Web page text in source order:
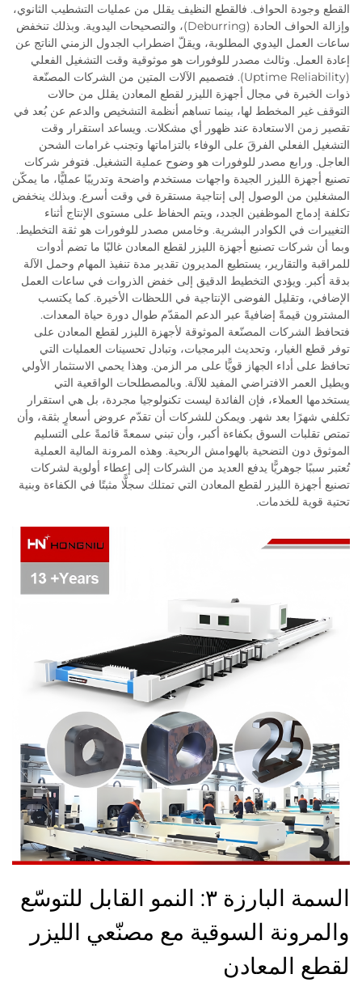
القطع وجودة الحواف. فالقطع النظيف يقلل من عمليات التشطيب الثانوي،
وإزالة الحواف الحادة (Deburring)، والتصحيحات اليدوية. وبذلك تنخفض
ساعات العمل اليدوي المطلوبة، ويقلّ اضطراب الجدول الزمني الناتج عن
إعادة العمل. وثالث مصدر للوفورات هو موثوقية وقت التشغيل الفعلي
(Uptime Reliability). فتصميم الآلات المتين من الشركات المصنّعة
ذوات الخبرة في مجال أجهزة الليزر لقطع المعادن يقلل من حالات
التوقف غير المخطط لها، بينما تساهم أنظمة التشخيص والدعم عن بُعد في
تقصير زمن الاستعادة عند ظهور أي مشكلات. ويساعد استقرار وقت
التشغيل الفعلي الفرقَ على الوفاء بالتزاماتها وتجنب غرامات الشحن
العاجل. ورابع مصدر للوفورات هو وضوح عملية التشغيل. فتوفر شركات
تصنيع أجهزة الليزر الجيدة واجهات مستخدم واضحة وتدريبًا عمليًّا، ما يمكّن
المشغلين من الوصول إلى إنتاجية مستقرة في وقت أسرع. وبذلك ينخفض
تكلفة إدماج الموظفين الجدد، ويتم الحفاظ على مستوى الإنتاج أثناء
التغييرات في الكوادر البشرية. وخامس مصدر للوفورات هو ثقة التخطيط.
وبما أن شركات تصنيع أجهزة الليزر لقطع المعادن غالبًا ما تضم أدوات
للمراقبة والتقارير، يستطيع المديرون تقدير مدة تنفيذ المهام وحمل الآلة
بدقة أكبر. ويؤدي التخطيط الدقيق إلى خفض الذروات في ساعات العمل
الإضافي، وتقليل الفوضى الإنتاجية في اللحظات الأخيرة. كما يكتسب
المشترون قيمةً إضافيةً عبر الدعم المقدّم طوال دورة حياة المعدات.
فتحافظ الشركات المصنّعة الموثوقة لأجهزة الليزر لقطع المعادن على
توفر قطع الغيار، وتحديث البرمجيات، وتبادل تحسينات العمليات التي
تحافظ على أداء الجهاز قويًّا على مر الزمن. وهذا يحمي الاستثمار الأولي
ويطيل العمر الافتراضي المفيد للآلة. وبالمصطلحات الواقعية التي
يستخدمها العملاء، فإن الفائدة ليست تكنولوجيا مجردة، بل هي استقرار
تكلفي شهرًا بعد شهر. ويمكن للشركات أن تقدّم عروض أسعارٍ بثقة، وأن
تمتص تقلبات السوق بكفاءة أكبر، وأن تبني سمعةً قائمةً على التسليم
الموثوق دون التضحية بالهوامش الربحية. وهذه المرونة المالية العملية
تُعتبر سببًا جوهريًّا يدفع العديد من الشركات إلى إعطاء أولوية لشركات
تصنيع أجهزة الليزر لقطع المعادن التي تمتلك سجلًّا مثبتًا في الكفاءة وبنية
تحتية قوية للخدمات.
السمة البارزة ٣: النمو القابل للتوسّع
والمرونة السوقية مع مصنّعي الليزر
لقطع المعادن